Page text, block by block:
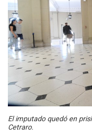
El imputado quedó en
Cetraro.